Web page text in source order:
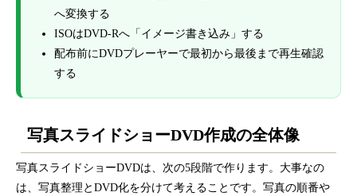
へ変換する
ISOはDVD-Rへ「イメージ書き込み」する
配布前にDVDプレーヤーで最初から最後まで再生確認
する
写真スライドショーDVD作成の全体像
写真スライドショーDVDは、次の5段階で作ります。大事なの
は、写真整理とDVD化を分けて考えることです。写真の順番や